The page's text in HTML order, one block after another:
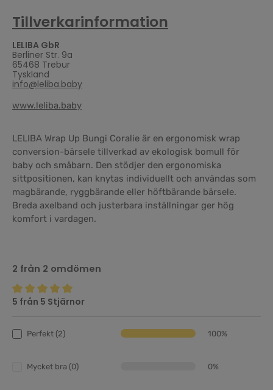
Tillverkarinformation
LELIBA GbR
Berliner Str. 9a
65468 Trebur
Tyskland
info@leliba.baby
www.leliba.baby
LELIBA Wrap Up Bungi Coralie är en ergonomisk wrap
conversion-bärsele tillverkad av ekologisk bomull för
baby och småbarn. Den stödjer den ergonomiska
sittpositionen, kan knytas individuellt och användas som
magbärande, ryggbärande eller höftbärande bärsele.
Breda axelband och justerbara inställningar ger hög
komfort i vardagen.
2 från 2 omdömen
Genomsnittligt betyg på 5 av 5 stjärnor
5 från 5 Stjärnor
Perfekt (2) 100%
Mycket bra (0) 0%